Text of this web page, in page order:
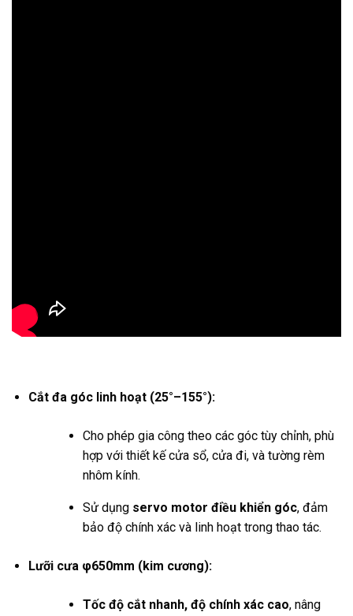
Cắt đa góc linh hoạt (25°–155°):
Cho phép gia công theo các góc tùy chỉnh, phù
hợp với thiết kế cửa sổ, cửa đi, và tường rèm
nhôm kính.
Sử dụng servo motor điều khiển góc, đảm
bảo độ chính xác và linh hoạt trong thao tác.
Lưỡi cưa φ650mm (kim cương):
Tốc độ cắt nhanh, độ chính xác cao, nâng